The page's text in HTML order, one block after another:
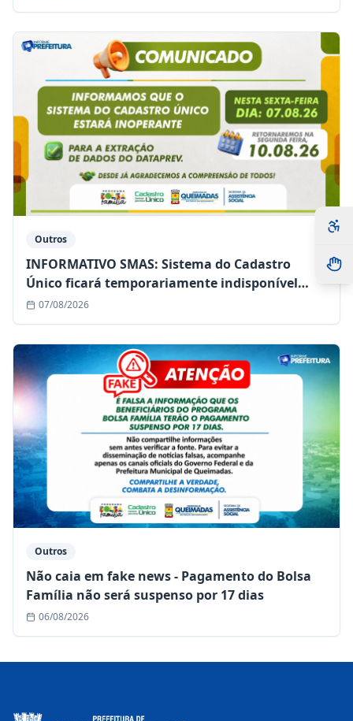
Outros
INFORMATIVO SMAS: Sistema do Cadastro
Único ficará temporariamente indisponível
nesta sexta-feira (07/08)
07/08/2026
Outros
Não caia em fake news - Pagamento do Bolsa
Família não será suspenso por 17 dias
06/08/2026